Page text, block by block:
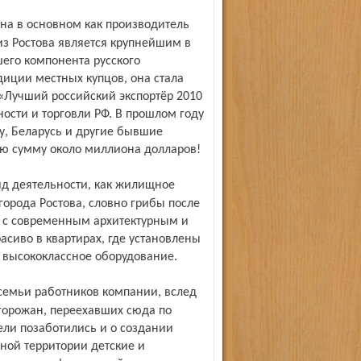
Ростова является крупнейшим в
компонента русского
местных купцов, она стала
российский экспортёр 2010
и торговли РФ. В прошлом году
Беларусь и другие бывшие
сумму около миллиона долларов!
Ростова, словно грибы после
современным архитектурным и
в квартирах, где установлены
оборудование.
переехавших сюда по
позаботились и о создании
территории детские и